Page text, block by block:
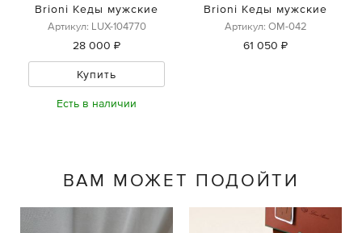
Brioni Кеды мужские
Артикул: LUX-104770
28 000 ₽
Купить
Есть в наличии
Brioni Кеды мужские
Артикул: ОМ-042
61 050 ₽
ВАМ МОЖЕТ ПОДОЙТИ